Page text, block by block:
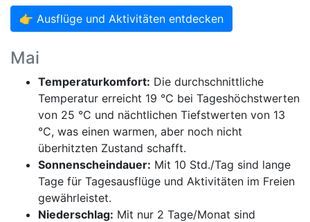
👉 Ausflüge und Aktivitäten entdecken
Mai
Temperaturkomfort: Die durchschnittliche
Temperatur erreicht 19 °C bei Tageshöchstwerten
von 25 °C und nächtlichen Tiefstwerten von 13
°C, was einen warmen, aber noch nicht
überhitzten Zustand schafft.
Sonnenscheindauer: Mit 10 Std./Tag sind lange
Tage für Tagesausflüge und Aktivitäten im Freien
gewährleistet.
Niederschlag: Mit nur 2 Tage/Monat sind